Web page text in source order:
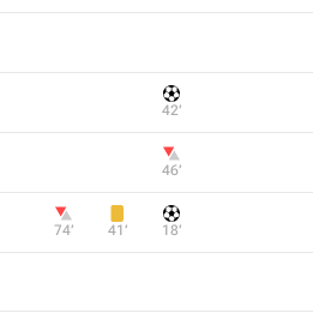
42‎’‎
46‎’‎
18‎’‎
41‎’‎
74‎’‎